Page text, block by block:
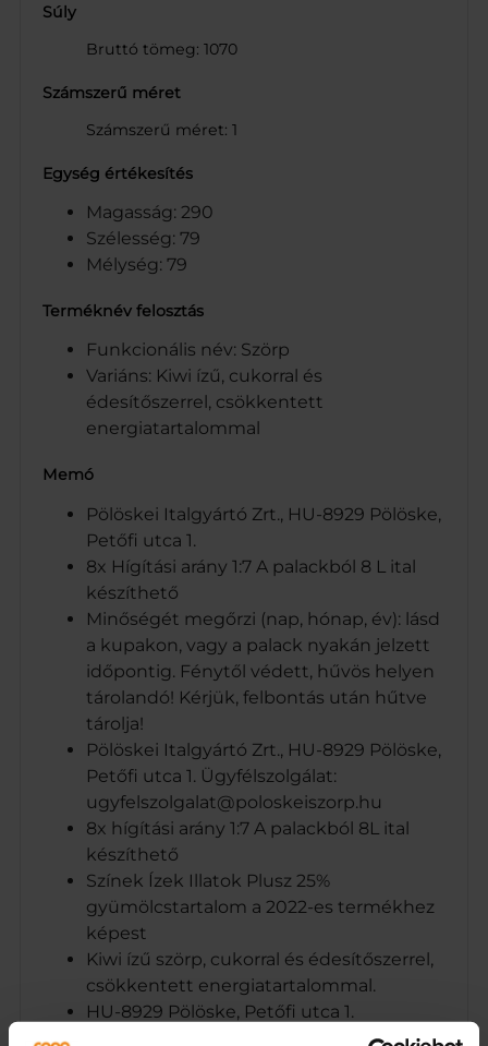
Súly
Bruttó tömeg: 1070
Számszerű méret
Számszerű méret: 1
Egység értékesítés
Magasság: 290
Szélesség: 79
Mélység: 79
Terméknév felosztás
Funkcionális név: Szörp
Variáns: Kiwi ízű, cukorral és
édesítőszerrel, csökkentett
energiatartalommal
Memó
Pölöskei Italgyártó Zrt., HU-8929 Pölöske,
Petőfi utca 1.
8x Hígítási arány 1:7 A palackból 8 L ital
készíthető
Minőségét megőrzi (nap, hónap, év): lásd
a kupakon, vagy a palack nyakán jelzett
időpontig. Fénytől védett, hűvös helyen
tárolandó! Kérjük, felbontás után hűtve
tárolja!
Pölöskei Italgyártó Zrt., HU-8929 Pölöske,
Petőfi utca 1. Ügyfélszolgálat:
ugyfelszolgalat@poloskeiszorp.hu
8x hígítási arány 1:7 A palackból 8L ital
készíthető
Színek Ízek Illatok Plusz 25%
gyümölcstartalom a 2022-es termékhez
képest
Kiwi ízű szörp, cukorral és édesítőszerrel,
csökkentett energiatartalommal.
HU-8929 Pölöske, Petőfi utca 1.
Ajánlott hígítási javaslatnak megfelelően